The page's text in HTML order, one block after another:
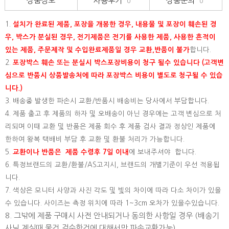
1. 설치가 완료된 제품, 포장을 개봉한 경우, 내용물 및 포장이 훼손된 경
우, 박스가 분실된 경우, 전기제품은 전기를 사용한 제품, 사용한 흔적이
있는 제품, 주문제작 및 수입완료제품일 경우 교환,반품이 불가합니다.
2. 포장박스 훼손 또는 분실시 박스포장비용이 청구 될수 있습니다 (고객변
심으로 반품시 상품발송처에 따라 포장박스 비용이 별도로 청구될 수 있습
니다.)
3. 배송중 발생한 파손시 교환/반품시 배송비는 당사에서 부담합니다.
4. 제품 출고 후 제품의 하자 및 오배송이 아닌 경우에는 고객 변심으로 처
리되며 이때 교환 및 반품은 제품 회수 후 제품 검사 결과 정상인 제품에
한하여 왕복 택배비 부담 후 교환 및 환불 처리가 가능합니다.
5. 교환이나 반품은 제품 수령후 7일 이내 에 보내주셔야 합니다.
6. 특정브랜드의 교환/환불/AS고지시, 브랜드의 개별기준이 우선 적용됩
니다.
7. 색상은 모니터 사양과 사진 각도 및 빛의 차이에 따라 다소 차이가 있을
수 있습니다. 사이즈는 측정 위치에 따라 1~3cm 오차가 있을수있습니다.
8. 그밖에 제품 구매시 사전 안내되거나 동의한 사항일 경우 (배송기